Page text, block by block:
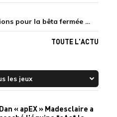
HoYoverse ouvre les inscriptions pour la bêta fermée de Honkai : Nexus Anima
TOUTE L'ACTU
Dan « apEX » Madesclaire a